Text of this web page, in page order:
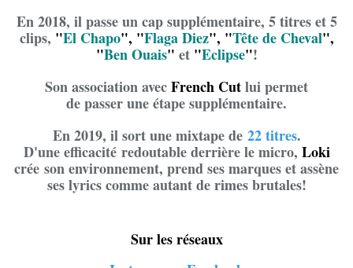
En 2018, il passe un cap supplémentaire, 5 titres et 5
clips, "El Chapo", "Flaga Diez", "Tête de Cheval",
"Ben Ouais" et "Eclipse"!
Son association avecFrench Cutlui permet
de passer une étape supplémentaire.
En 2019, il sort une mixtape de 22 titres.
D'une efficacité redoutable derrière le micro, Loki
crée son environnement, prend ses marques et assène
ses lyrics comme autant de rimes brutales!
Sur les réseaux